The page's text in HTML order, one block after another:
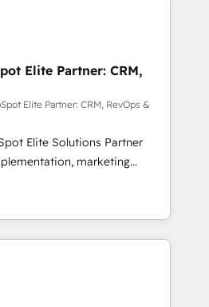
in Canada (coast to coast), our
both English & French.
and implement your
collaborative approach
we plan and support the
successfully
with HubSpot
training, and
that you receive the best
possible. Whether you are
to turn around a poor
the change management
solutions you need.
Elite Partner: CRM,
Elite Partner: CRM, RevOps &
Elite Solutions Partner
marketing
consulting, data
lifecycle automation,
reporting. HubSpot,
enterprise stacks. Digital
Optimisation, and
(AI Search),
WordPress development,